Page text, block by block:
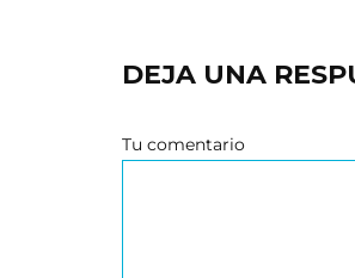
DEJA UNA
Tu comentario